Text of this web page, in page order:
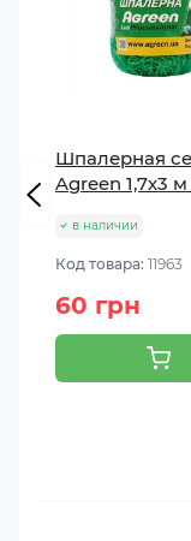
Шпалерная
Agreen 1,7х3 м
в наличии
Код товара: 11963
60 грн